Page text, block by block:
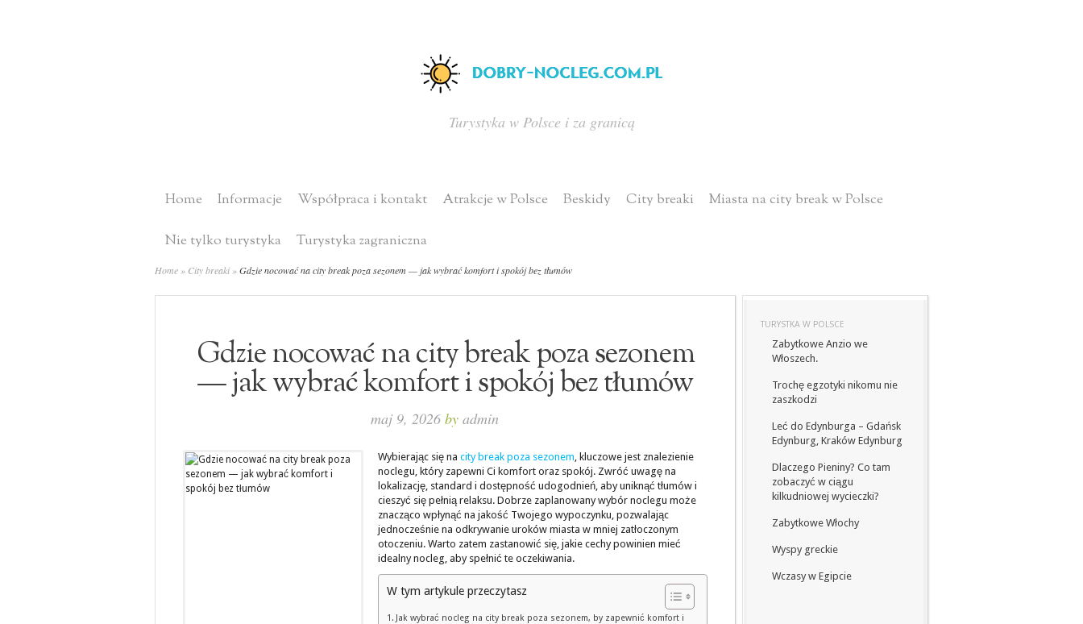
Turystyka w Polsce i za granicą
Home Informacje Współpraca i kontakt Atrakcje w Polsce Beskidy City breaki Miasta na city break w Polsce
Nie tylko turystyka Turystyka zagraniczna
Home » City breaki »Gdzie nocować na city break poza sezonem — jak wybrać komfort i spokój bez tłumów
Gdzie nocować na city break poza sezonem
— jak wybrać komfort i spokój bez tłumów
maj 9, 2026 by admin
Wybierając się na city break poza sezonem, kluczowe jest znalezienie
noclegu, który zapewni Ci komfort oraz spokój. Zwróć uwagę na
lokalizację, standard i dostępność udogodnień, aby uniknąć tłumów i
cieszyć się pełnią relaksu. Dobrze zaplanowany wybór noclegu może
znacząco wpłynąć na jakość Twojego wypoczynku, pozwalając
jednocześnie na odkrywanie uroków miasta w mniej zatłoczonym
otoczeniu. Warto zatem zastanowić się, jakie cechy powinien mieć
idealny nocleg, aby spełnić te oczekiwania.
W tym artykule przeczytasz
Jak wybrać nocleg na city break poza sezonem, by zapewnić komfort i
TURYSTKA W POLSCE
Zabytkowe Anzio we
Włoszech.
Trochę egzotyki nikomu nie
zaszkodzi
Leć do Edynburga – Gdańsk
Edynburg, Kraków Edynburg
Dlaczego Pieniny? Co tam
zobaczyć w ciągu
kilkudniowej wycieczki?
Zabytkowe Włochy
Wyspy greckie
Wczasy w Egipcie